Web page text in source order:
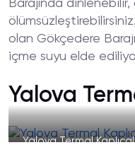
Barajında
olan Gökçedere
içme suyu elde
Yalova
Yalova Termal